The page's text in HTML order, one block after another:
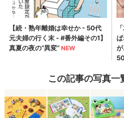
この記事の写真一